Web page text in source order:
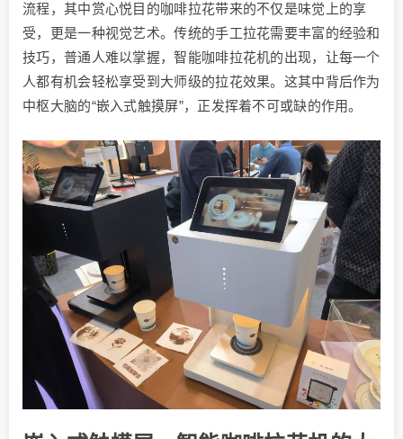
流程，其中赏心悦目的咖啡拉花带来的不仅是味觉上的享
受，更是一种视觉艺术。传统的手工拉花需要丰富的经验和
技巧，普通人难以掌握，智能咖啡拉花机的出现，让每一个
人都有机会轻松享受到大师级的拉花效果。这其中背后作为
中枢大脑的“嵌入式触摸屏”，正发挥着不可或缺的作用。